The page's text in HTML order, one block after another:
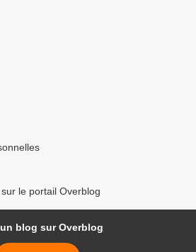
le portail Overblog
blog sur Overblog